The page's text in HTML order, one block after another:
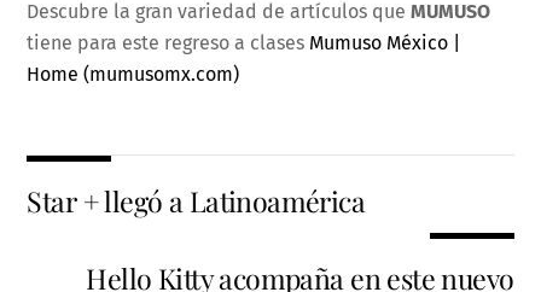
Descubre la gran variedad de artículos queMUMUSO
tiene para este regreso a clases Mumuso México |
Home (mumusomx.com)
Star + llegó a Latinoamérica
Hello Kitty acompaña en este nuevo